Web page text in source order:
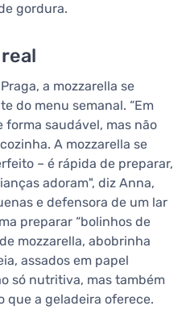
gordura.
a mozzarella se
do menu semanal. “Em
saudável, mas não
A mozzarella se
– é rápida de preparar,
adoram", diz Anna,
e defensora de um lar
preparar “bolinhos de
mozzarella, abobrinha
assados em papel
só nutritiva, mas também
que a geladeira oferece.